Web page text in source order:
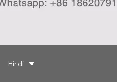
Hindi